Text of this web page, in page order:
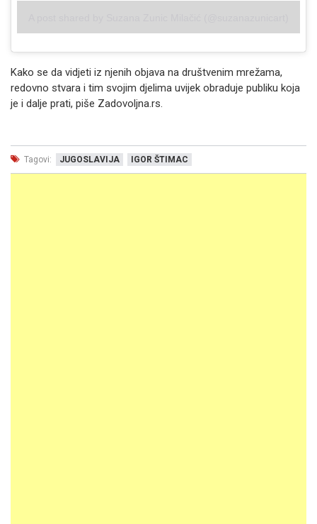
Kako se da vidjeti iz njenih objava na društvenim mrežama,
redovno stvara i tim svojim djelima uvijek obraduje publiku koja
je i dalje prati, piše Zadovoljna.rs.
Tagovi: JUGOSLAVIJA IGOR ŠTIMAC